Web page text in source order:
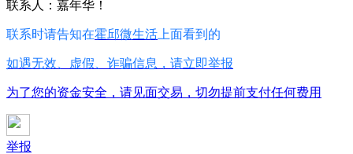
联系人：嘉年华！
联系时请告知在霍邱微生活 上面看到的
如遇无效、虚假、诈骗信息，请立即举报
为了您的资金安全，请见面交易，切勿提前支付任何费用
举报